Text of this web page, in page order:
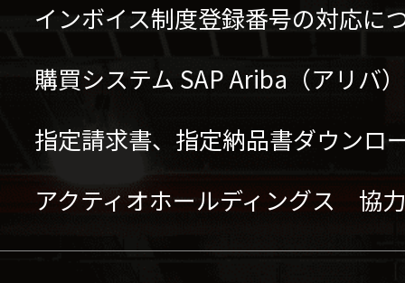
インボイス制度登録番号の対応に
購買システム SAP Ariba（アリバ
指定請求書、指定納品書ダウンロ
アクティオホールディングス 協